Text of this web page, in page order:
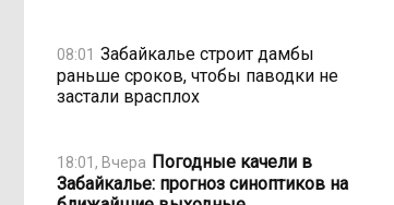
08:01 Забайкалье строит дамбы
раньше сроков, чтобы паводки не
застали врасплох
18:01, Вчера Погодные качели в
Забайкалье: прогноз синоптиков на